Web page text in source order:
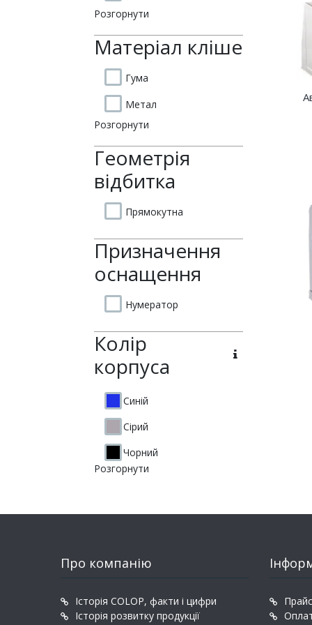
витратні матеріали для
виготовлення печаток
штампів, продукція для
пломбування.
Розгорнути
Матеріал кліше
Гума
Метал
Розгорнути
Геометрія
відбитка
Прямокутна
Призначення
оснащення
Нумератор
Колір
корпуса
Синій
Сірий
Чорний
Розгорнути
Про компанію
Історія COLOP, факти і цифри
Історія розвитку продукції